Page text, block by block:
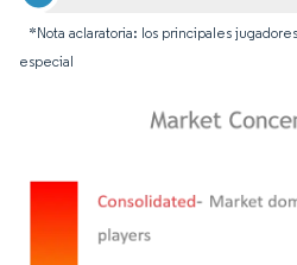
*Nota aclaratoria: los principales
especial